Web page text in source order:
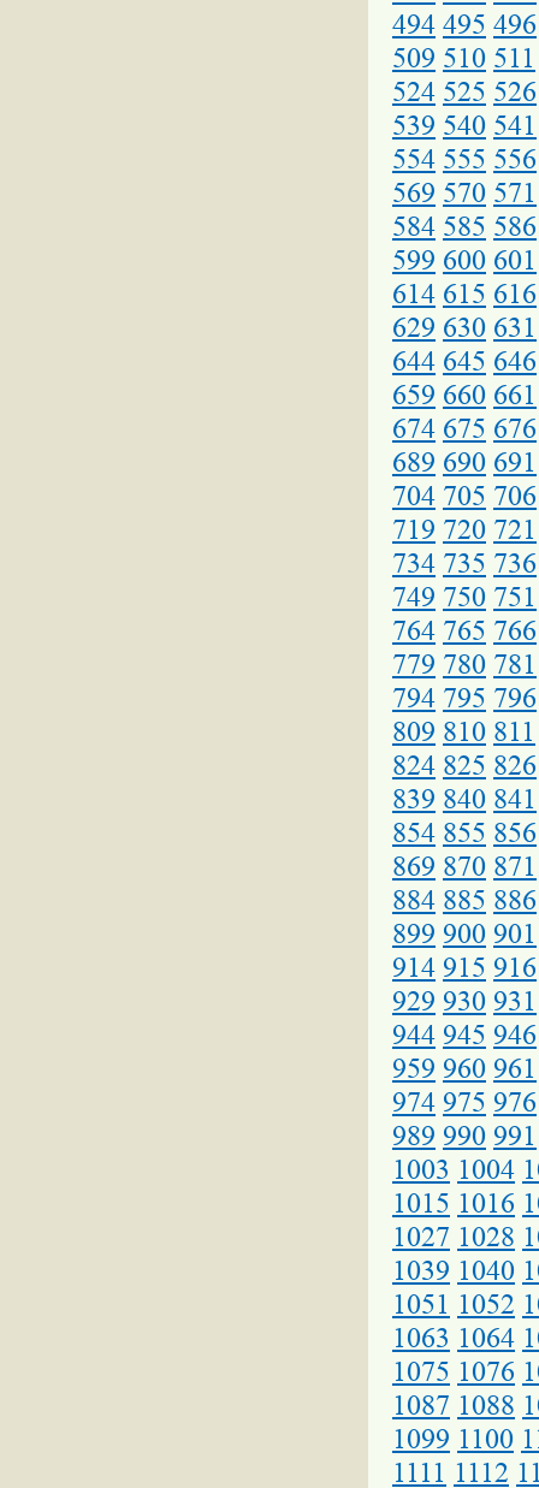
494 495 496
509 510 511
524 525 526
539 540 541
554 555 556
569 570 571
584 585 586
599 600 601
614 615 616
629 630 631
644 645 646
659 660 661
674 675 676
689 690 691
704 705 706
719 720 721
734 735 736
749 750 751
764 765 766
779 780 781
794 795 796
809 810 811
824 825 826
839 840 841
854 855 856
869 870 871
884 885 886
899 900 901
914 915 916
929 930 931
944 945 946
959 960 961
974 975 976
989 990 991
1003 1004
1015 1016
1027 1028
1039 1040
1051 1052
1063 1064
1075 1076
1087 1088
1099 1100
1111 1112